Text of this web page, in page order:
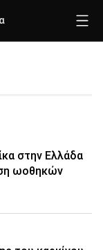
στην Ελλάδα
ωοθηκών